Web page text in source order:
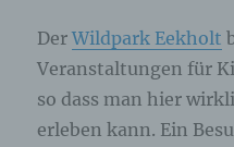
DerWildpark Eekholt
Veranstaltungen für
so dass man hier
erleben kann. Ein
abspeichert. Cookies
über einen
Computersystem
werden. Sie können
LocalStorage und
entsprechende